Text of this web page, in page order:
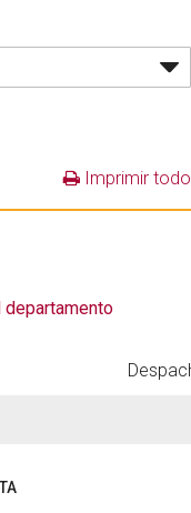
Imprimir todo
departamento